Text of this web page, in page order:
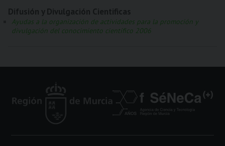
Ayudas a la organización de actividades para la promoción y
divulgación del conocimiento científico 2006